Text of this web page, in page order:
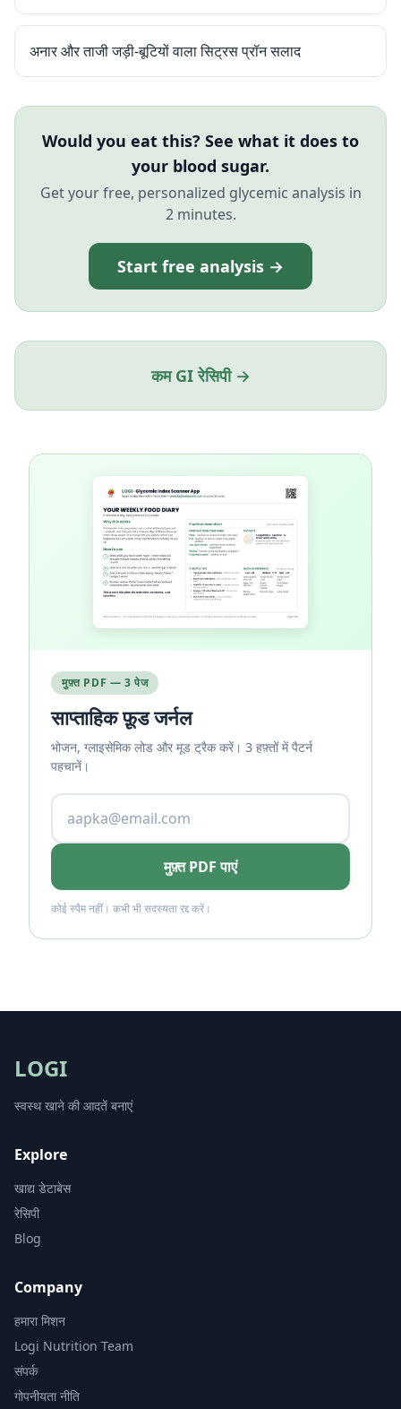
अनार और ताजी जड़ी-बूटियों वाला सिट्रस प्रॉन सलाद
Would you eat this? See what it does to
your blood sugar.
Get your free, personalized glycemic analysis in
2 minutes.
Start free analysis →
कम GI रेसिपी →
मुफ़्त PDF — 3 पेज
साप्ताहिक फ़ूड जर्नल
भोजन, ग्लाइसेमिक लोड और मूड ट्रैक करें। 3 हफ़्तों में पैटर्न
पहचानें।
मुफ़्त PDF पाएं
कोई स्पैम नहीं। कभी भी सदस्यता रद्द करें।
LOGI
स्वस्थ खाने की आदतें बनाएं
Explore
खाद्य डेटाबेस
रेसिपी
Blog
Company
हमारा मिशन
Logi Nutrition Team
संपर्क
गोपनीयता नीति